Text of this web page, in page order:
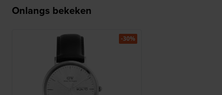
Onlangs bekeken
-30%